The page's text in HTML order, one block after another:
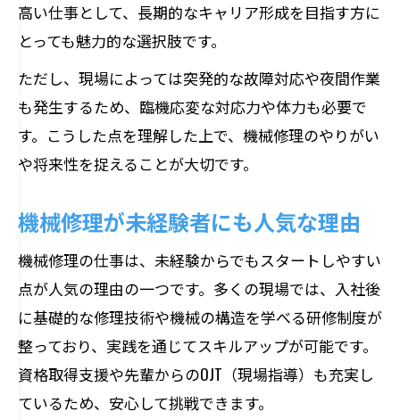
機械修理の適性を自己診断するポイント
機械修理職で活かせる個性と強み
機械修理に必要な思考力や対応力とは
機械修理の仕事選びで大切な資質
専門知識を活かした機械修理の現場体験
機械修理の現場で学ぶ専門知識の活用
機械修理現場での実践的な体験談を紹介
現場で実感する機械修理のやりがい
機械修理の仕事を体感できる現場とは
古い機械修理にも役立つメンテナンスポイン
ト
古い機械修理の基本と注意すべき点
高い仕事として、長期的なキャリア形成を目指す方に
とっても魅力的な選択肢です。
ただし、現場によっては突発的な故障対応や夜間作業
も発生するため、臨機応変な対応力や体力も必要で
す。こうした点を理解した上で、機械修理のやりがい
や将来性を捉えることが大切です。
機械修理が未経験者にも人気な理由
機械修理の仕事は、未経験からでもスタートしやすい
点が人気の理由の一つです。多くの現場では、入社後
に基礎的な修理技術や機械の構造を学べる研修制度が
整っており、実践を通じてスキルアップが可能です。
資格取得支援や先輩からのOJT（現場指導）も充実し
ているため、安心して挑戦できます。